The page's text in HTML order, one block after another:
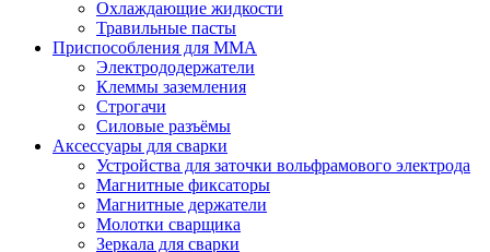
Охлаждающие жидкости
Травильные пасты
Приспособления для ММА
Электрододержатели
Клеммы заземления
Строгачи
Силовые разъёмы
Аксессуары для сварки
Устройства для заточки вольфрамового электрода
Магнитные фиксаторы
Магнитные держатели
Молотки сварщика
Зеркала для сварки